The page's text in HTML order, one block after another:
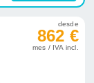
desde
862 €
mes / IVA incl.